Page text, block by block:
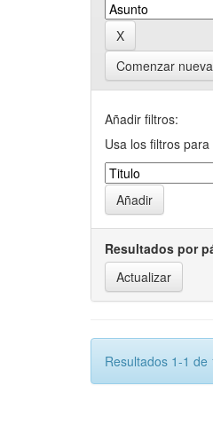
Comenzar
Añadir filtros:
Usa los filtros
Resultados por
Resultados 1-1 de